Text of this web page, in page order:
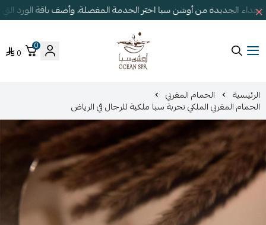
الجديدة من أوشن سبا اختر الخدمة المفضلة، وأضف باقة الورد
أوشن سبا
0
0
الرئيسية الحمام المغربي
الحمام المغربي الملكي تجربة سبا ملكية للرجال في الرياض